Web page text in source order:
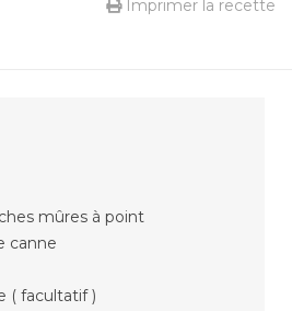
Imprimer la recette
mûres à point
canne
( facultatif )